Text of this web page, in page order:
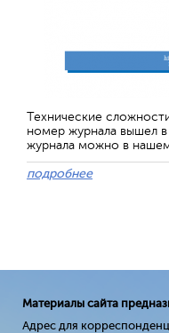
Технические
номер журнала вышел
журнала можно в
подробнее
Материалы сайта
Адрес для